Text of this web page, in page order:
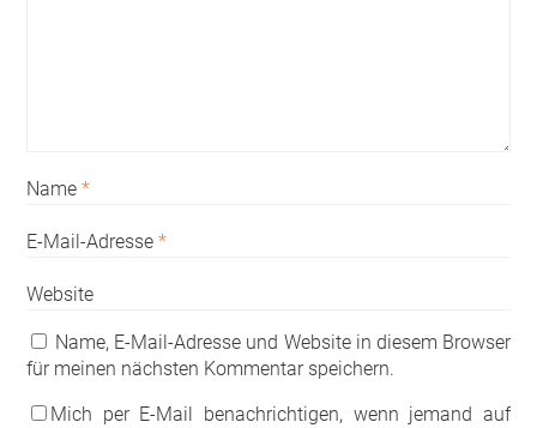
Name *
E-Mail-Adresse *
Website
Name, E-Mail-Adresse und Website in diesem Browser
für meinen nächsten Kommentar speichern.
Mich per E-Mail benachrichtigen, wenn jemand auf